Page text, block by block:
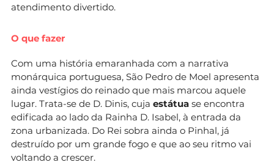
atendimento divertido.
O que fazer
Com uma história emaranhada com a narrativa
monárquica portuguesa, São Pedro de Moel apresenta
ainda vestígios do reinado que mais marcou aquele
lugar. Trata-se de D. Dinis, cuja estátua se encontra
edificada ao lado da Rainha D. Isabel, à entrada da
zona urbanizada. Do Rei sobra ainda o Pinhal, já
destruído por um grande fogo e que ao seu ritmo vai
voltando a crescer.